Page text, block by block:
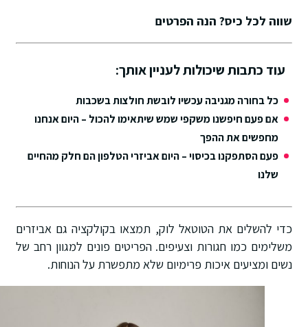
שווה לכל כיס? הנה הפרטים
עוד כתבות שיכולות לעניין אותך:
כל בחורה מגניבה עכשיו לובשת חולצות בשכבות
אם פעם חיפשנו משקפי שמש שיתאימו להכול – היום אנחנו
מחפשים את ההפך
פעם הסתפקנו בכיסוי – היום אביזרי הטלפון הם חלק מהחיים
שלנו
כדי להשלים את הטוטאל לוק, תמצאו בקולקציה גם אביזרים
משלימים כמו חגורות וצעיפים. הפריטים פונים למגוון רחב של
נשים ומציעים איכות פרימיום שלא מתפשרת על הנוחות.